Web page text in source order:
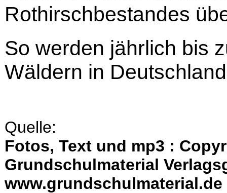
Rothirschbestandes
So werden jährlich bis
Wäldern in
Quelle:
Fotos, Text und mp3 :
Grundschulmaterial
www.grundschulmaterial.de